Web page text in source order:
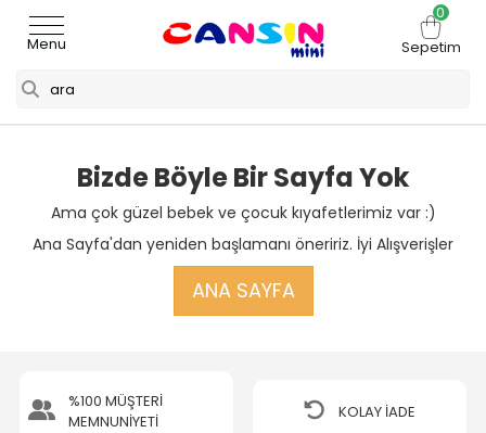
Menu
0
Sepetim
Bizde Böyle Bir Sayfa Yok
Ama çok güzel bebek ve çocuk kıyafetlerimiz var :)
Ana Sayfa'dan yeniden başlamanı öneririz. İyi Alışverişler
ANA SAYFA
%100 MÜŞTERİ
MEMNUNİYETİ
KOLAY İADE